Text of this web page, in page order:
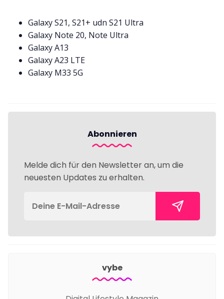
Galaxy S21, S21+ udn S21 Ultra
Galaxy Note 20, Note Ultra
Galaxy A13
Galaxy A23 LTE
Galaxy M33 5G
Abonnieren
Melde dich für den Newsletter an, um die
neuesten Updates zu erhalten.
vybe